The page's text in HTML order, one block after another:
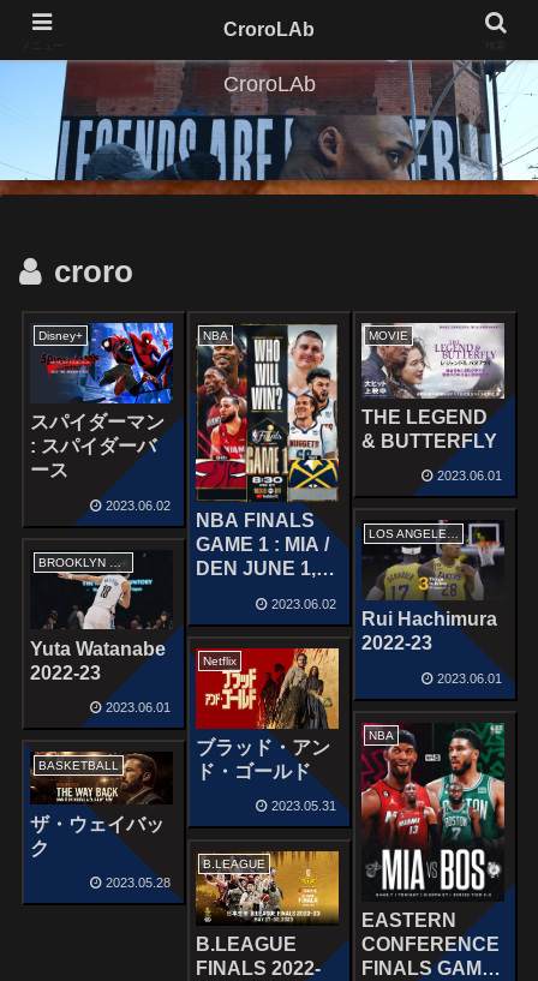
CroroLAb
croro
Disney+
スパイダーマン
: スパイダーバ
ース
2023.06.02
NBA
NBA FINALS
GAME 1 : MIA /
DEN JUNE 1,
2023.06.02
MOVIE
THE LEGEND
& BUTTERFLY
2023.06.01
Rui Hachimura
2022-23
2023.06.01
BROOKLYN NETS
Yuta Watanabe
2022-23
2023.06.01
Netflix
ブラッド・アン
ド・ゴールド
2023.05.31
NBA
EASTERN
CONFERENCE
FINALS GAME
BASKETBALL
ザ・ウェイバッ
ク
2023.05.28
B.LEAGUE
B.LEAGUE
FINALS 2022-
CroroLAb